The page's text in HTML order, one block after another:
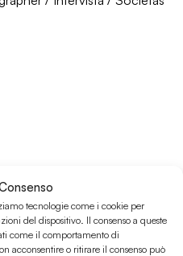
tecnologie come i cookie per
del dispositivo. Il consenso a queste
come il comportamento di
acconsentire o ritirare il consenso può